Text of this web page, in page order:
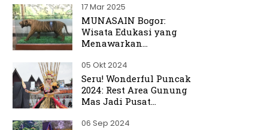
17 Mar 2025
MUNASAIN Bogor:
Wisata Edukasi yang
Menawarkan
dari Kebun Raya Bogor
05 Okt 2024
Seru! Wonderful Puncak
2024: Rest Area Gunung
Mas Jadi Pusat
06 Sep 2024